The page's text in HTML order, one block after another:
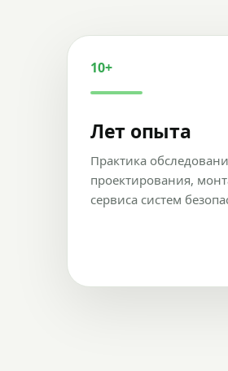
10+
Лет опыта
Практика
проектирования,
сервиса систем